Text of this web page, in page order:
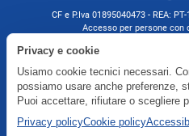
CF e P.Iva 01895040473 - REA:
Accesso per persone con
Privacy e cookie
Usiamo cookie tecnici necessari.
possiamo usare anche preferenze,
Puoi accettare, rifiutare o scegliere
Privacy policyCookie policy